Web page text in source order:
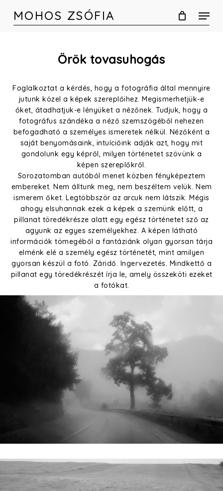
MOHOS ZSÓFIA
Örök tovasuhogás
Foglalkoztat a kérdés, hogy a fotográfia által mennyire
jutunk közel a képek szereplőihez. Megismerhetjük-e
őket, átadhatjuk-e lényüket a nézőnek. Tudjuk, hogy a
fotográfus szándéka a néző szemszögéből nehezen
befogadható a személyes ismeretek nélkül. Nézőként a
saját benyomásaink, intuícióink adják azt, hogy mit
gondolunk egy képről, milyen történetet szövünk a
képen szereplőkről.
Sorozatomban autóból menet közben fényképeztem
embereket. Nem álltunk meg, nem beszéltem velük. Nem
ismerem őket. Legtöbbször az arcuk nem látszik. Mégis
ahogy elsuhannak ezek a képek a szemünk előtt, a
pillanat töredékrésze alatt egy egész történetet sző az
agyunk az egyes személyekhez. A képen látható
információk tömegéből a fantáziánk olyan gyorsan tárja
elménk elé a személy egész történetét, mint amilyen
gyorsan készül a fotó. Záridő. Ingervezetés. Mindkettő a
pillanat egy töredékrészét írja le, amely összeköti ezeket
a fotókat.